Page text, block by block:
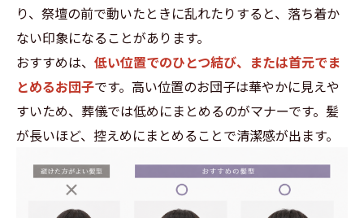
り、祭壇の前で動いたときに乱れたりすると、落ち着か
ない印象になることがあります。
おすすめは、 低い位置でのひとつ結び、または首元でま
とめるお団子です。高い位置のお団子は華やかに見えや
すいため、葬儀では低めにまとめるのがマナーです。髪
が長いほど、控えめにまとめることで清潔感が出ます。